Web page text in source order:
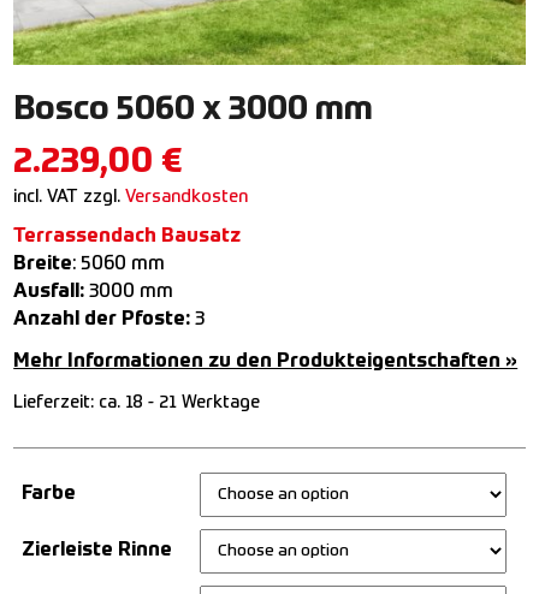
Bosco 5060 x 3000 mm
2.239,00€
incl. VAT zzgl.Versandkosten
Terrassendach Bausatz
Breite: 5060 mm
Ausfall: 3000 mm
Anzahl der Pfoste: 3
Mehr Informationen zu den Produkteigentschaften »
Lieferzeit: ca. 18 - 21 Werktage
Farbe
Zierleiste Rinne